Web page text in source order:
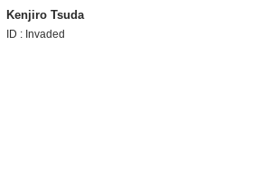
Kenjiro Tsuda
ID : Invaded